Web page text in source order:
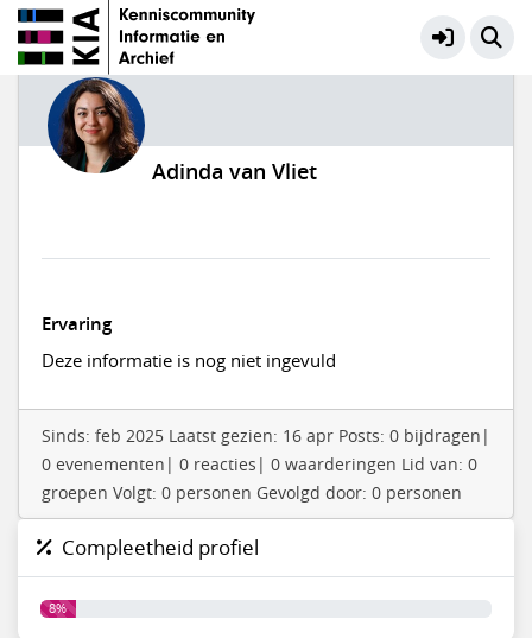
Adinda van Vliet
Ervaring
Deze informatie is nog niet ingevuld
Sinds: feb 2025 Laatst gezien: 16 apr Posts: 0 bijdragen|
0 evenementen| 0 reacties| 0 waarderingen Lid van: 0
groepen Volgt: 0 personen Gevolgd door: 0 personen
Compleetheid profiel
8%